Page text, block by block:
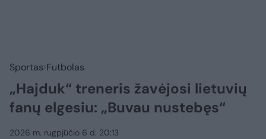
Sportas Futbolas
„Hajduk“ treneris žavėjosi lietuvių
fanų elgesiu: „Buvau nustebęs“
2026 m. rugpjūčio 6 d. 20:13